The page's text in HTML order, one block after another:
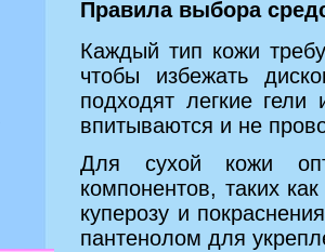
Правила выбора
Каждый тип кожи
чтобы избежать
подходят легкие
впитываются и не
Для сухой кожи
компонентов, таких
куперозу и
пантенолом для